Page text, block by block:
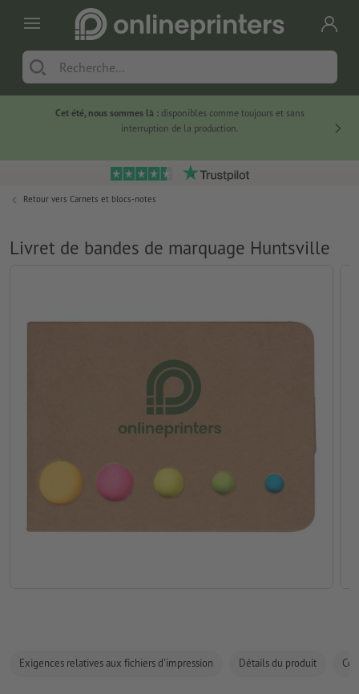
Cet été, nous sommes là :disponibles comme toujours et sans
interruption de la production.
Retour vers Carnets et blocs-notes
Livret de bandes de marquage Huntsville
Exigences relatives aux fichiers d'impression Détails du produit